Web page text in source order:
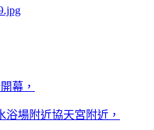
幕，
場附近協天宮附近，